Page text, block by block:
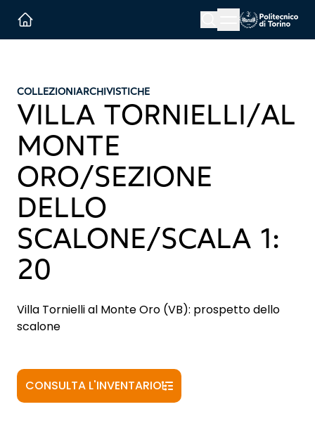
Menu button
COLLEZIONIARCHIVISTICHE
VILLA TORNIELLI/AL
MONTE
ORO/SEZIONE
DELLO
SCALONE/SCALA 1:
20
Villa Tornielli al Monte Oro (VB): prospetto dello
scalone
CONSULTA L'INVENTARIO